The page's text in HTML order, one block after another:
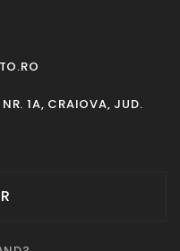
1A, CRAIOVA, JUD.